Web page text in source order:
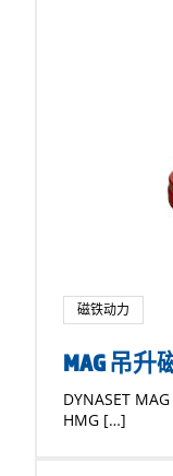
磁铁动力
MAG 吊升
DYNASET
HMG […]